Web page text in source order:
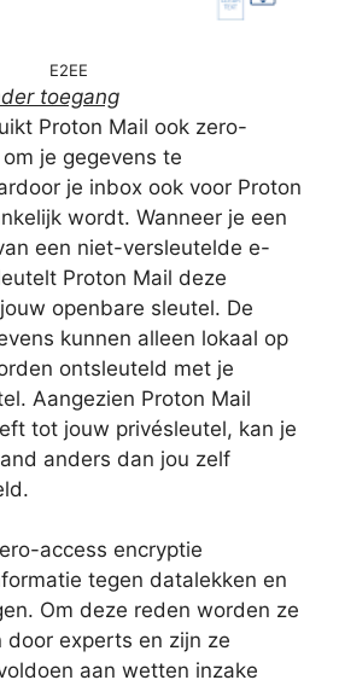
E2EE
toegang
Proton Mail ook zero-
je gegevens te
je inbox ook voor Proton
wordt. Wanneer je een
een niet-versleutelde e-
Proton Mail deze
openbare sleutel. De
kunnen alleen lokaal op
ontsleuteld met je
Aangezien Proton Mail
tot jouw privésleutel, kan je
anders dan jou zelf
access encryptie
tegen datalekken en
Om deze reden worden ze
door experts en zijn ze
aan wetten inzake